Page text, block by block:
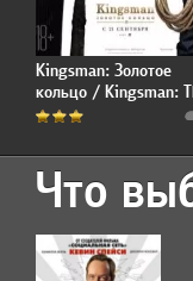
Kingsman: Золотое
кольцо / Kingsman:
Golden Circle
Что